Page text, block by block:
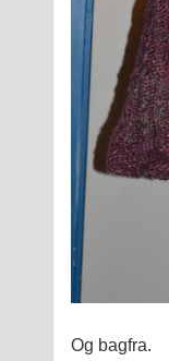
Og bagfra.